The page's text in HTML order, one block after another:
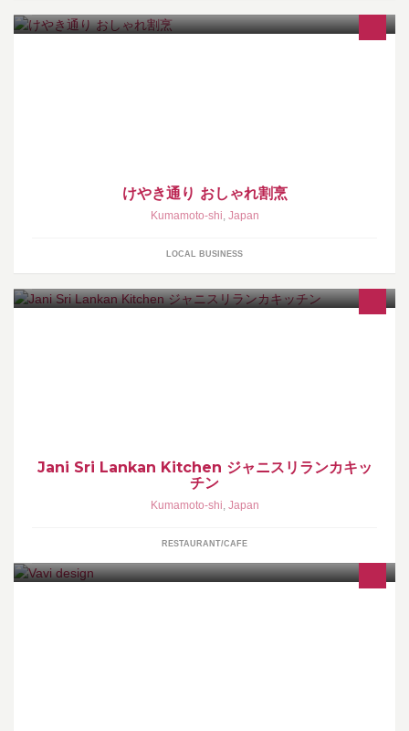
けやき通り おしゃれ割烹
Kumamoto-shi, Japan
LOCAL BUSINESS
Jani Sri Lankan Kitchen ジャニスリランカキッ
チン
Kumamoto-shi, Japan
RESTAURANT/CAFE